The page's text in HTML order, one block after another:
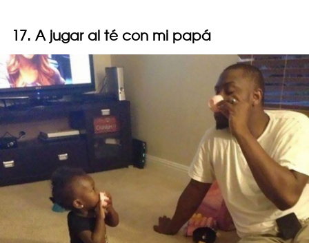
17. A jugar al té con mi papá